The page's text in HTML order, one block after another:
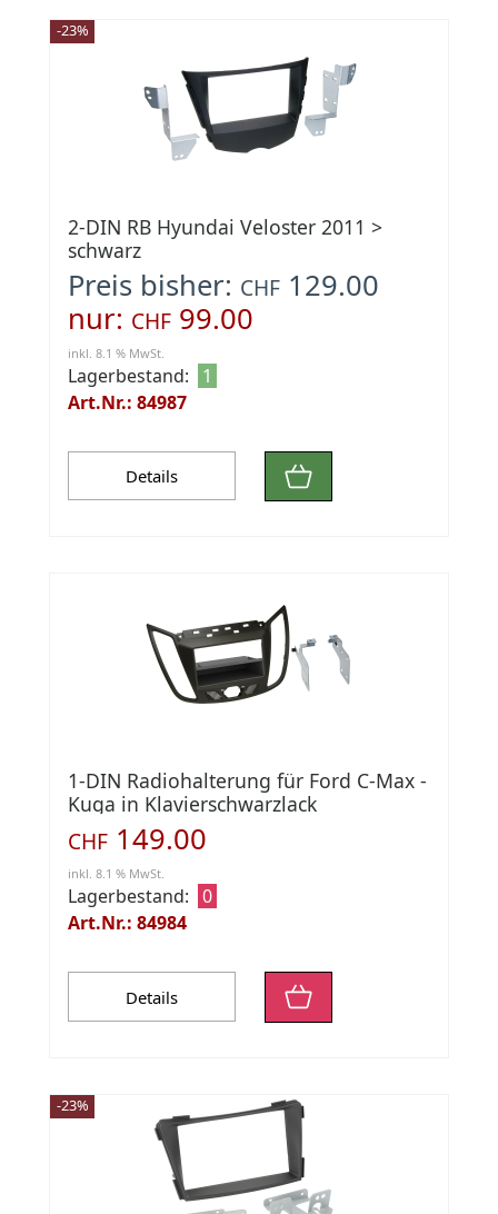
-23%
2-DIN RB Hyundai Veloster 2011 >
schwarz
Preis bisher: CHF 129.00
nur: CHF 99.00
inkl. 8.1 % MwSt.
Lagerbestand:
1
Art.Nr.: 84987
Details
1-DIN Radiohalterung für Ford C-Max -
Kuga in Klavierschwarzlack
CHF 149.00
inkl. 8.1 % MwSt.
Lagerbestand: 0
Art.Nr.: 84984
Details
-23%